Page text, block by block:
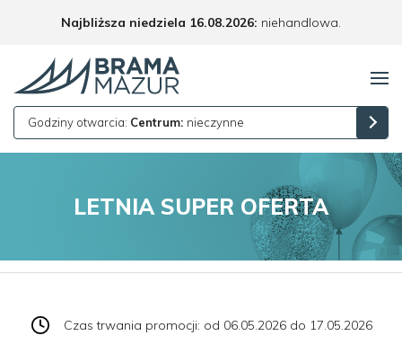
Najbliższa niedziela 16.08.2026: niehandlowa.
Godziny otwarcia: Centrum: nieczynne
LETNIA SUPER OFERTA
Czas trwania promocji: od 06.05.2026 do 17.05.2026